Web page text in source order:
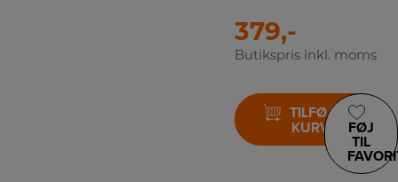
379,-
Butikspris inkl. moms
TILFØJ TIL
KURV
FØJ
TIL